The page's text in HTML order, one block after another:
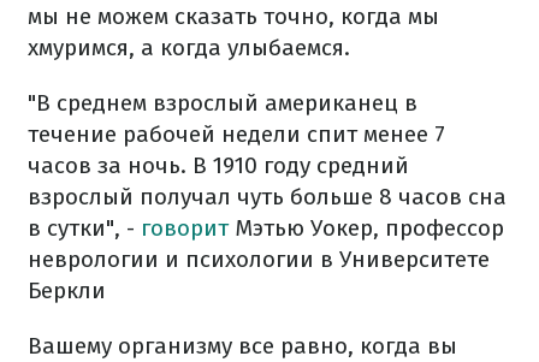
мы не можем сказать точно, когда мы
хмуримся, а когда улыбаемся.
"В среднем взрослый американец в
течение рабочей недели спит менее 7
часов за ночь. В 1910 году средний
взрослый получал чуть больше 8 часов сна
в сутки", - говоритМэтью Уокер, профессор
неврологии и психологии в Университете
Беркли
Вашему организму все равно, когда вы